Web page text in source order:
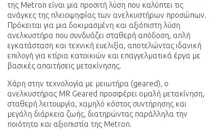
της Metron είναι μια προσιτή λύση που καλύπτει τις
ανάγκες της πλειοψηφίας των ανελκυστήρων προσώπων.
Πρόκειται για μια δοκιμασμένη και αξιόπιστη λύση
ανελκυστήρα που συνδυάζει σταθερή απόδοση, απλή
εγκατάσταση και τεχνική ευελιξία, αποτελώντας ιδανική
επιλογή για κτίρια κατοικιών και επαγγελματικά έργα με
βασικές απαιτήσεις μετακίνησης.
Χάρη στην τεχνολογία με μειωτήρα (geared), ο
ανελκυστήρας MR Geared προσφέρει ομαλή μετακίνηση,
σταθερή λειτουργία, χαμηλό κόστος συντήρησης και
μεγάλη διάρκεια ζωής, διατηρώντας παράλληλα την
ποιότητα και αξιοπιστία της Metron.